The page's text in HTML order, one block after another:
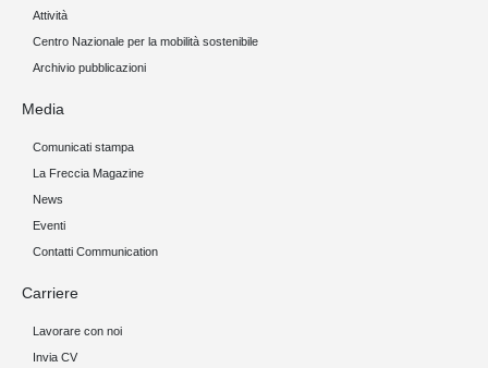
Attività
Centro Nazionale per la mobilità sostenibile
Archivio pubblicazioni
Media
Comunicati stampa
La Freccia Magazine
News
Eventi
Contatti Communication
Carriere
Lavorare con noi
Invia CV